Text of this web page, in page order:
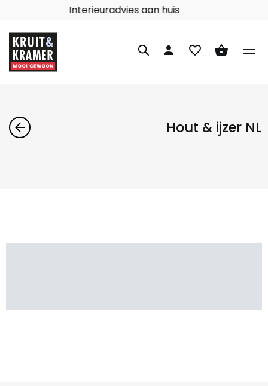
Interieuradvies aan huis
person favorite_border shopping_basket
arrow_back Hout & ijzer NL